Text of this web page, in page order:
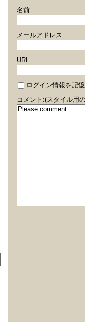
名前:
メールアドレス:
URL:
ログイン情報を記憶
コメント:(スタイル用